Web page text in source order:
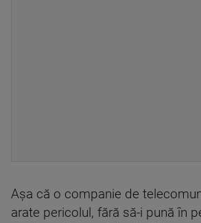
Aşa că o companie de
arate pericolul, fără să-i pună în